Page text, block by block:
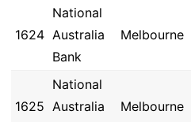
1624
National
Australia
Bank
Melbourne
1625
National
Australia
Melbourne